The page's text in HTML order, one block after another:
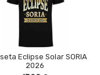
Eclipse Solar SORIA
2026